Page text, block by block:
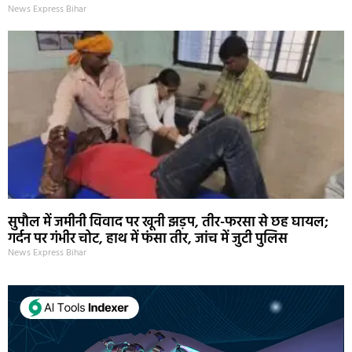
News Express Bihar
सुपौल में जमीनी विवाद पर खूनी झड़प, तीर-फरसा से छह घायल;
गर्दन पर गंभीर चोट, हाथ में फंसा तीर, जांच में जुटी पुलिस
News Express Bihar